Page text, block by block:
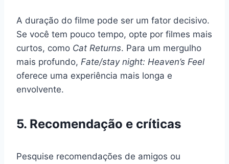
A duração do filme pode ser um fator decisivo.
Se você tem pouco tempo, opte por filmes mais
curtos, como Cat Returns. Para um mergulho
mais profundo, Fate/stay night: Heaven’s Feel
oferece uma experiência mais longa e
envolvente.
5. Recomendação e críticas
Pesquise recomendações de amigos ou